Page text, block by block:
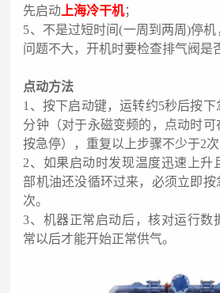
先启动 上海冷干机；
5、 不是过短时间(一周到两周)停
问题不大，开机时要检查排气阀是
点动方法
1 、 按下启动键，运转约5秒后按
分钟（对于永磁变频的，点动时
按急停），重复以上步骤不少于2次
2、 如果启动时发现温度迅速上升
部机油还没循环过来，必须立即
次。
3、 机器正常启动后，核对运行数
常以后才能开始正常供气。